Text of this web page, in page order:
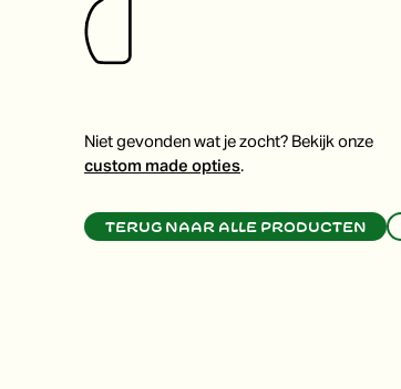
Niet gevonden wat je zocht? Bekijk onze
custom made opties.
Terug naar alle producten